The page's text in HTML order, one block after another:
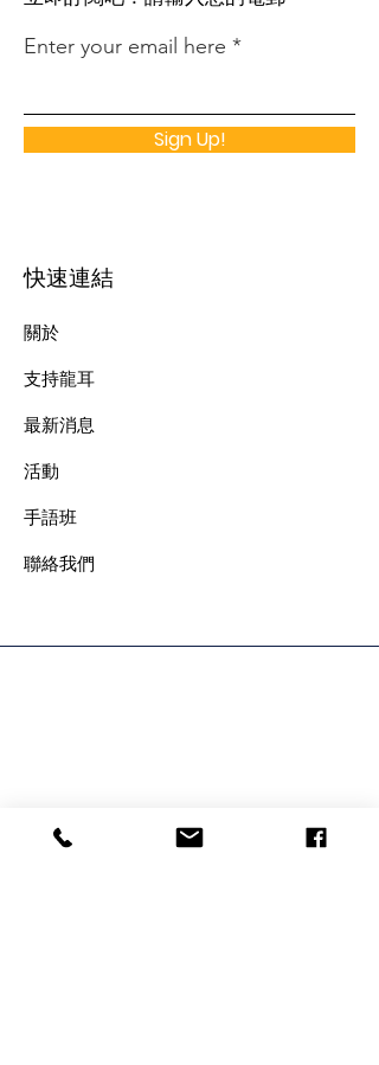
Enter your email here
Sign Up!
快速連結
關於
支持龍耳
最新消息
​活動
手語班
​聯絡我們